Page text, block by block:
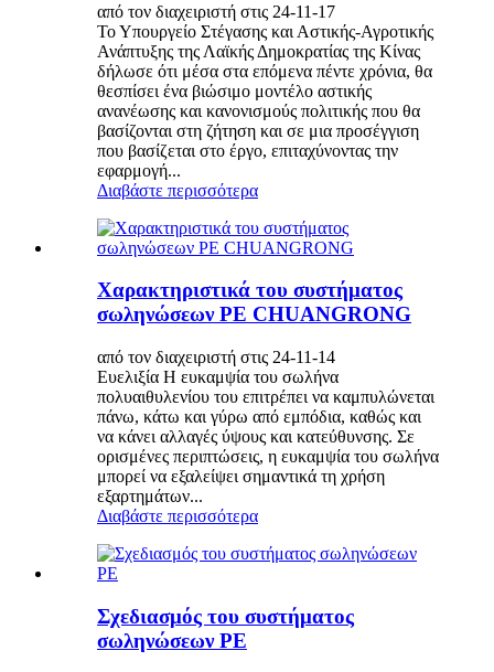
από τον διαχειριστή στις 24-11-17
Το Υπουργείο Στέγασης και Αστικής-Αγροτικής
Ανάπτυξης της Λαϊκής Δημοκρατίας της Κίνας
δήλωσε ότι μέσα στα επόμενα πέντε χρόνια, θα
θεσπίσει ένα βιώσιμο μοντέλο αστικής
ανανέωσης και κανονισμούς πολιτικής που θα
βασίζονται στη ζήτηση και σε μια προσέγγιση
που βασίζεται στο έργο, επιταχύνοντας την
εφαρμογή...
Διαβάστε περισσότερα
Χαρακτηριστικά του συστήματος
σωληνώσεων PE CHUANGRONG
από τον διαχειριστή στις 24-11-14
Ευελιξία Η ευκαμψία του σωλήνα
πολυαιθυλενίου του επιτρέπει να καμπυλώνεται
πάνω, κάτω και γύρω από εμπόδια, καθώς και
να κάνει αλλαγές ύψους και κατεύθυνσης. Σε
ορισμένες περιπτώσεις, η ευκαμψία του σωλήνα
μπορεί να εξαλείψει σημαντικά τη χρήση
εξαρτημάτων...
Διαβάστε περισσότερα
Σχεδιασμός του συστήματος
σωληνώσεων PE